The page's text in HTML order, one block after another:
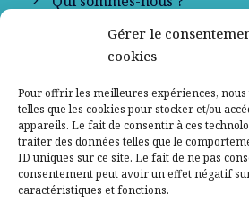
Gérer le
cookies
Pour offrir les meilleures expériences, nous
telles que les cookies pour stocker et/ou
appareils. Le fait de consentir à ces
traiter des données telles que le
ID uniques sur ce site. Le fait de ne pas
consentement peut avoir un effet négatif
caractéristiques et fonctions.
Contactez-nous
Mentions légales
Politique de confidentialité